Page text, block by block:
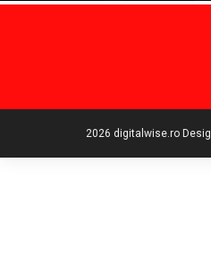
2026 digitalwise.ro